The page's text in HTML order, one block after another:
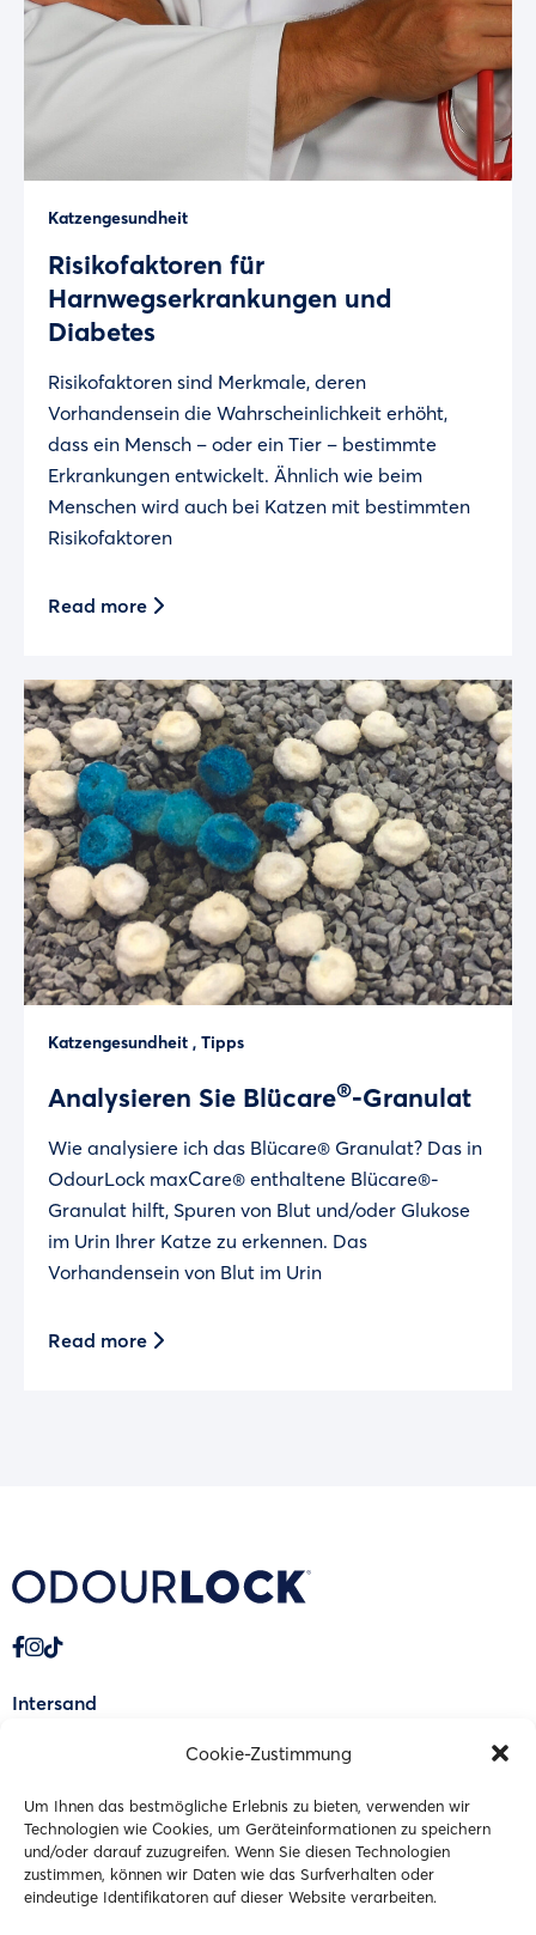
Cookie-Zustimmung
Um Ihnen das bestmögliche Erlebnis zu bieten, verwenden wir
Technologien wie Cookies, um Geräteinformationen zu speichern
und/oder darauf zuzugreifen. Wenn Sie diesen Technologien
zustimmen, können wir Daten wie das Surfverhalten oder
eindeutige Identifikatoren auf dieser Website verarbeiten.
Katzengesundheit
Risikofaktoren für
Harnwegserkrankungen und
Diabetes
Risikofaktoren sind Merkmale, deren
Vorhandensein die Wahrscheinlichkeit erhöht,
dass ein Mensch – oder ein Tier – bestimmte
Erkrankungen entwickelt. Ähnlich wie beim
Menschen wird auch bei Katzen mit bestimmten
Risikofaktoren
Read more
Katzengesundheit , Tipps
Analysieren Sie Blücare®-Granulat
Wie analysiere ich das Blücare® Granulat? Das in
OdourLock maxCare® enthaltene Blücare®-
Granulat hilft, Spuren von Blut und/oder Glukose
im Urin Ihrer Katze zu erkennen. Das
Vorhandensein von Blut im Urin
Read more
Intersand
Blücare laboratorien
Wissenschaftliche Veröffentlichungen
Über OdourLock